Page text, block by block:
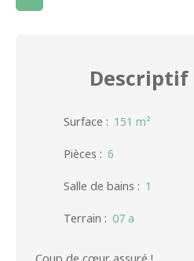
Descriptif
Surface : 151 m²
Pièces : 6
Salle de bains : 1
Terrain : 07 a